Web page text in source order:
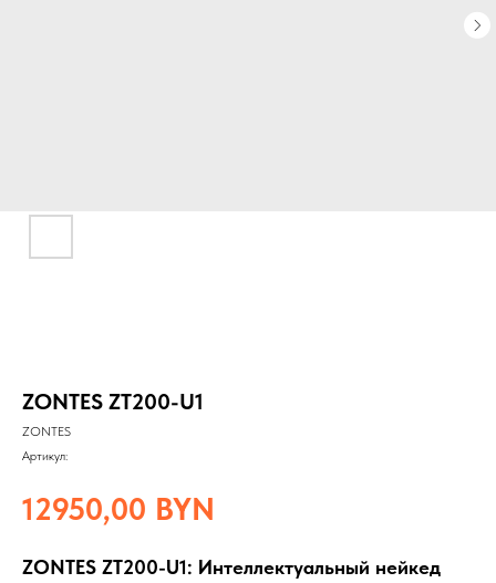
ZONTES ZT200-U1
ZONTES
Артикул:
12950,00 BYN
ZONTES ZT200-U1: Интеллектуальный нейкед